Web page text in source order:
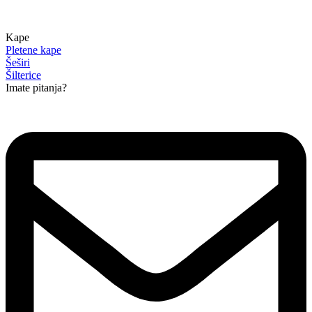
Kape
Pletene kape
Šeširi
Šilterice
Imate pitanja?